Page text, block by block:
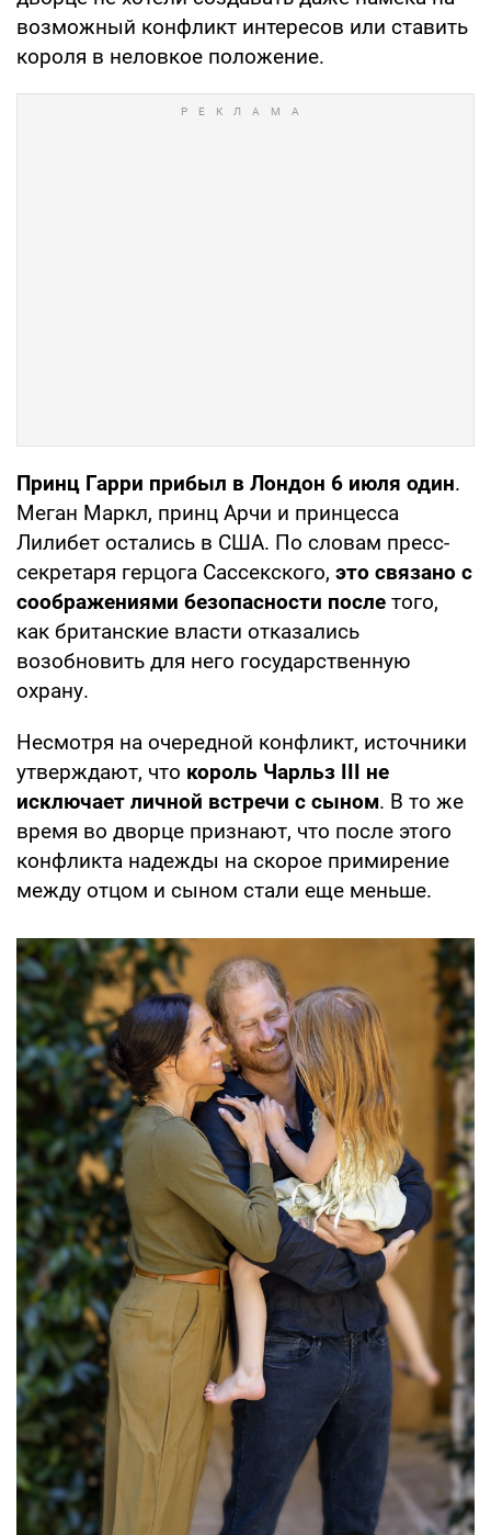
возможный конфликт интересов или ставить
короля в неловкое положение.
Принц Гарри прибыл в Лондон 6 июля один.
Меган Маркл, принц Арчи и принцесса
Лилибет остались в США. По словам пресс-
секретаря герцога Сассекского, это связано с
соображениями безопасности после того,
как британские власти отказались
возобновить для него государственную
охрану.
Несмотря на очередной конфликт, источники
утверждают, что король Чарльз III не
исключает личной встречи с сыном. В то же
время во дворце признают, что после этого
конфликта надежды на скорое примирение
между отцом и сыном стали еще меньше.